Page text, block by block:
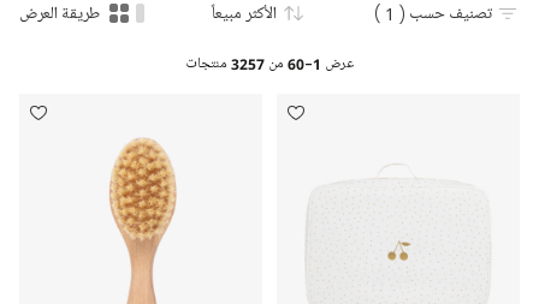
تصنيف حسب ( 1 ) الأكثر مبيعاً طريقة العرض
عرض 1-60 من 3257 منتجات